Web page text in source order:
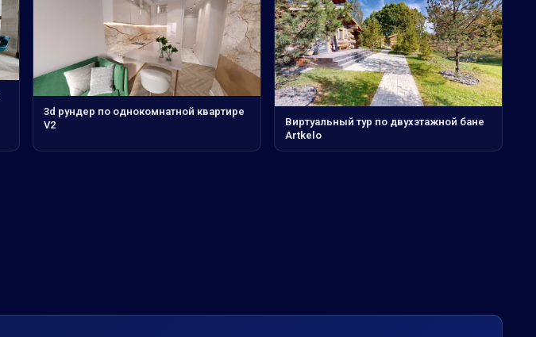
3d рундер по однокомнатной квартире
V2
Виртуальный тур по двухэтажной бане
Artkelo